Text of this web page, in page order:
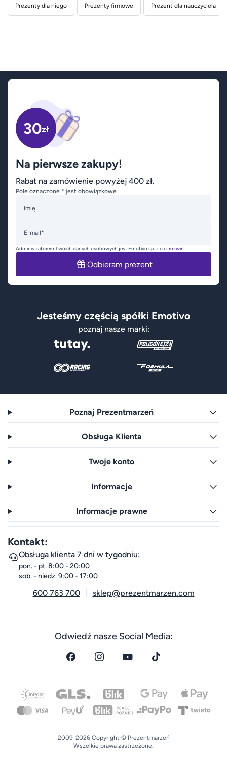
Prezenty dla niego Prezenty firmowe Prezent dla nauczyciela
30zł
Na pierwsze zakupy!
Rabat na zamówienie powyżej 400 zł.
Pole oznaczone * jest obowiązkowe
Imię
E-mail*
Administratorem Twoich danych osobowych jest Emotivo sp. z o.o.rozwiń
Odbieram prezent
Jesteśmy częścią spółki Emotivo
poznaj nasze marki:
Poznaj Prezentmarzeń
Obsługa Klienta
Twoje konto
Informacje
Informacje prawne
Kontakt:
Obsługa klienta 7 dni w tygodniu:
pon. - pt. 8:00 - 20:00
sob. - niedz. 9:00 - 17:00
600 763 700 sklep@prezentmarzen.com
Odwiedź nasze Social Media:
2009-2026 Copyright © Prezentmarzeń
Wszelkie prawa zastrzeżone.